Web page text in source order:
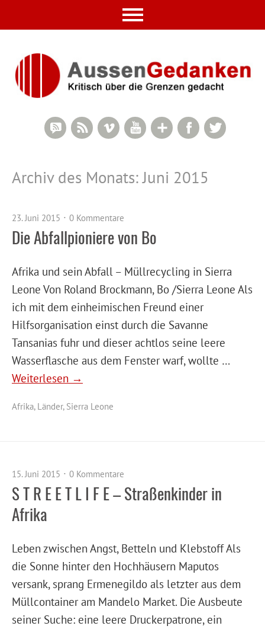
Twitter
Facebook
Google+
YouTube
Vimeo
RSS Feed
RSS Comments
Archiv des Monats:Juni 2015
23. Juni 2015 0 Kommentare
Die Abfallpioniere von Bo
Afrika und sein Abfall – Müllrecycling in Sierra
Leone Von Roland Brockmann, Bo /Sierra Leone Als
ich mit dem einheimischen Freund einer
Hilfsorganisation einst durch die Savanne
Tansanias fuhr und dieser achtlos seine leere
Wasserflasche aus dem Fenster warf, wollte …
Weiterlesen →
Afrika, Länder, Sierra Leone
15. Juni 2015 0 Kommentare
S T R E E T L I F E – Straßenkinder in
Afrika
Leben zwischen Angst, Betteln und Klebstoff Als
die Sonne hinter den Hochhäusern Maputos
versank, sprang Ermenegildo als letzter aus dem
Müllcontainer am Mandelo Market. Die Ausbeute
seiner Suche: eine leere Druckerpatrone, ein